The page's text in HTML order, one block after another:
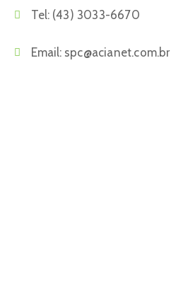
Tel: (43) 3033-6670
Email: spc@acianet.com.br